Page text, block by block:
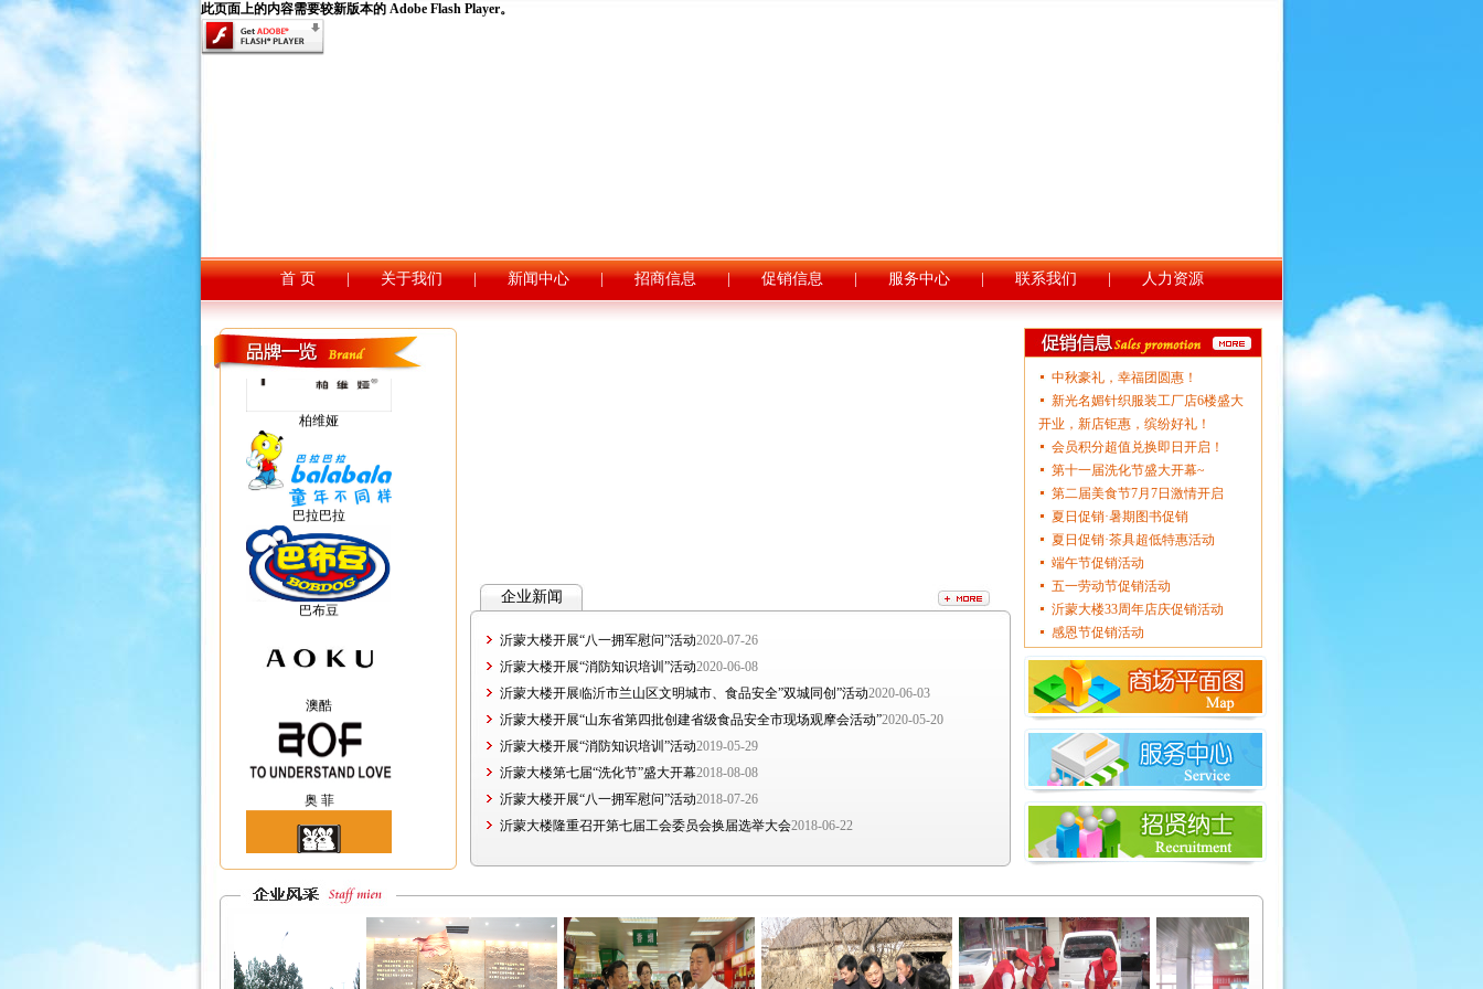
此页面上的内容需要较新版本的 Adobe Flash Player。
首 页|关于我们|新闻中心|招商信息|促销信息|服务中心|联系我们|人力资源
福太太
柏维娅
巴拉巴拉
巴布豆
奥 菲
安奈儿
企业新闻
沂蒙大楼开展“八一拥军慰问”活动2020-07-26
沂蒙大楼开展“消防知识培训”活动2020-06-08
沂蒙大楼开展临沂市兰山区文明城市、食品安全”双城同创”活动2020-06-03
沂蒙大楼开展“山东省第四批创建省级食品安全市现场观摩会活动”2020-05-20
沂蒙大楼开展“消防知识培训”活动2019-05-29
沂蒙大楼第七届“洗化节”盛大开幕2018-08-08
沂蒙大楼开展“八一拥军慰问”活动2018-07-26
沂蒙大楼隆重召开第七届工会委员会换届选举大会2018-06-22
中秋豪礼，幸福团圆惠！
新光名媚针织服装工厂店6楼盛大
开业，新店钜惠，缤纷好礼！
会员积分超值兑换即日开启！
第十一届洗化节盛大开幕~
第二届美食节7月7日激情开启
夏日促销·暑期图书促销
夏日促销·茶具超低特惠活动
端午节促销活动
五一劳动节促销活动
沂蒙大楼33周年店庆促销活动
感恩节促销活动
父亲节促销活动
二楼女装部第二届冬季服装节促
销信息
六楼针纺部第二届被子节促销信
息
四楼鞋部冬靴反季特卖会促销信
息
沂蒙大楼中秋节促销活动
沂蒙大楼第二届文化节开幕（8月
20—9月1日止）
二楼文体部、女装部促销信息
沂蒙大楼第二届洗化节开幕（8月
8日-8月11日止）